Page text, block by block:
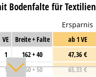
Bodenfalte für Textilien
Ersparnis
VE Breite + Falte ab 1 VE
1 162 + 40 47,36 €
1 250 + 50 65,33 €